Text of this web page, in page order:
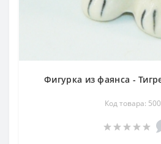
Фигурка из фаянса -
Код товара: